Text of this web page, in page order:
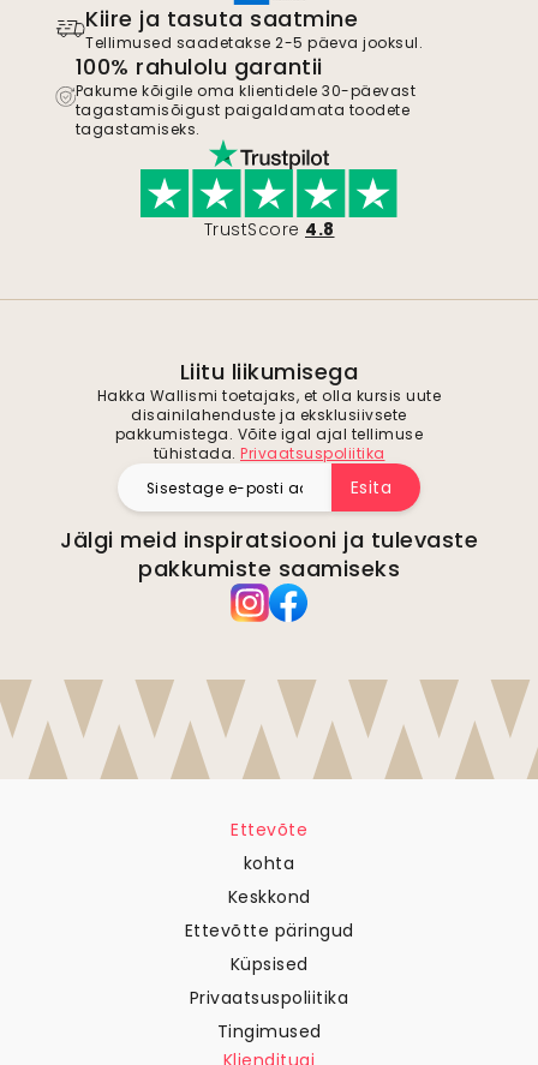
Kiire ja tasuta saatmine
Tellimused saadetakse 2-5 päeva jooksul.
100% rahulolu garantii
Pakume kõigile oma klientidele 30-päevast
tagastamisõigust paigaldamata toodete
tagastamiseks.
TrustScore 4.8
Liitu liikumisega
Hakka Wallismi toetajaks, et olla kursis uute
disainilahenduste ja eksklusiivsete
pakkumistega. Võite igal ajal tellimuse
tühistada. Privaatsuspoliitika
Esita
Jälgi meid inspiratsiooni ja tulevaste
pakkumiste saamiseks
Ettevõte
kohta
Keskkond
Ettevõtte päringud
Küpsised
Privaatsuspoliitika
Tingimused